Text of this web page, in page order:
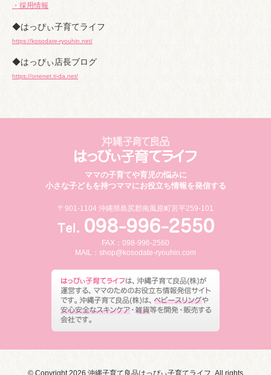
・採用情報
◆はっぴぃ子育てライフ
https://kosodate-ryouhin.net/
◆はっぴぃ店長ブログ
https://onenet.ti-da.net/
ママの子育てや育児の悩みに
小さな子どもを持つママにお役立ち情報を発信する
〒901-1104 沖縄県島尻郡南風原町宮平259-101
FAX：098-996-2560
MAIL： shop@kosodate-ryouhin.com
© Copyright 2026 沖縄子育て良品はっぴぃ子育てライフ. All rights